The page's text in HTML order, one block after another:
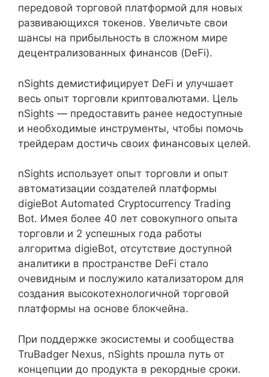
передовой торговой платформой для новых
развивающихся токенов. Увеличьте свои
шансы на прибыльность в сложном мире
децентрализованных финансов (DeFi).
nSights демистифицирует DeFi и улучшает
весь опыт торговли криптовалютами. Цель
nSights — предоставить ранее недоступные
и необходимые инструменты, чтобы помочь
трейдерам достичь своих финансовых целей.
nSights использует опыт торговли и опыт
автоматизации создателей платформы
digieBot Automated Cryptocurrency Trading
Bot. Имея более 40 лет совокупного опыта
торговли и 2 успешных года работы
алгоритма digieBot, отсутствие доступной
аналитики в пространстве DeFi стало
очевидным и послужило катализатором для
создания высокотехнологичной торговой
платформы на основе блокчейна.
При поддержке экосистемы и сообщества
TruBadger Nexus, nSights прошла путь от
концепции до продукта в рекордные сроки.